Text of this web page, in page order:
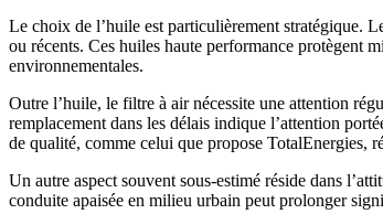
Le choix de l’huile est particulièrement stratégique.
ou récents. Ces huiles haute performance protègent
environnementales.
Outre l’huile, le filtre à air nécessite une attention
remplacement dans les délais indique l’attention
de qualité, comme celui que propose TotalEnergies,
Un autre aspect souvent sous-estimé réside dans
conduite apaisée en milieu urbain peut prolonger